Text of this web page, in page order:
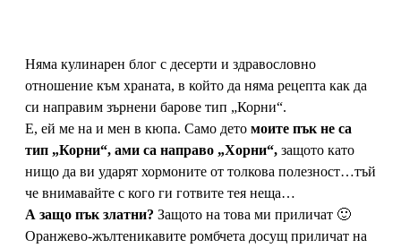
Няма кулинарен блог с десерти и здравословно
отношение към храната, в който да няма рецепта как да
си направим зърнени барове тип „Корни“.
Е, ей ме на и мен в кюпа. Само дето моите пък не са
тип „Корни“, ами са направо „Хорни“, защото като
нищо да ви ударят хормоните от толкова полезност…тъй
че внимавайте с кого ги готвите тея неща…
А защо пък златни? Защото на това ми приличат 🙂
Оранжево-жълтеникавите ромбчета досущ приличат на